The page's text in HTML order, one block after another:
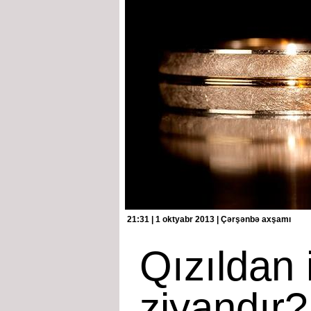
21:31 | 1 oktyabr 2013 | Çərşənbə axşamı